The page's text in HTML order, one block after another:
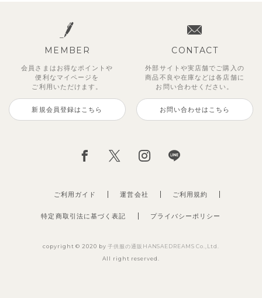
MEMBER
会員さまはお得なポイントや
便利な マイページを
ご利用いただけます。
新規会員登録はこちら
CONTACT
外部サイトや実店舗でご購入の
商品不良や在庫などは各店舗に
お問い合わせください。
お問い合わせはこちら
ご利用ガイド 運営会社
特定商取引法に基づく表記 プライバシーポリシー
ご利用規約
copyright © 2020 by子供服の通販HANSAEDREAMS Co.,Ltd.
All right reserved.